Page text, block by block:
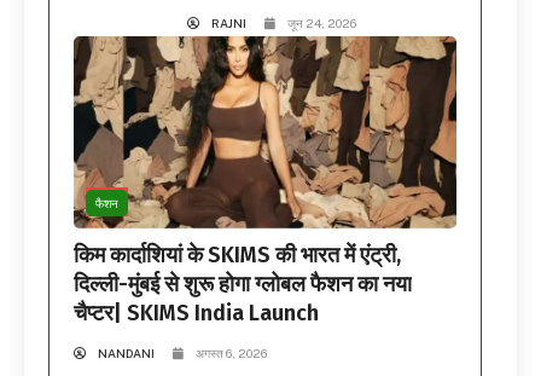
RAJNI जून 24, 2026
फैशन
किम कार्दाशियां के SKIMS की भारत में एंट्री,
दिल्ली-मुंबई से शुरू होगा ग्लोबल फैशन का नया
चैप्टर| SKIMS India Launch
NANDANI अगस्त 6, 2026